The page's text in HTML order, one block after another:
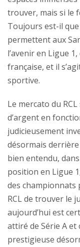
trouver, mais si le
Toujours est-il
permettent aux
l’avenir en Ligue
française, et il
sportive.
Le mercato du
d’argent en
judicieusement
désormais derrière
bien entendu,
position en Ligue
des championnats
RCL de trouver le
aujourd’hui est
attiré de Série A
prestigieuse